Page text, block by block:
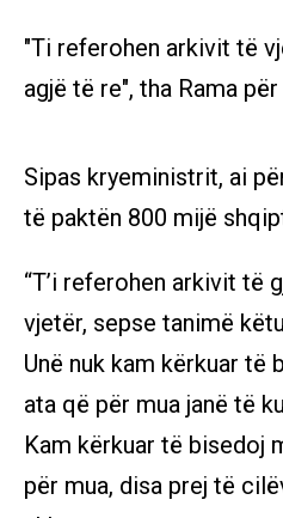
"Ti referohen arkivit të
agjë të re", tha Rama
Sipas kryeministrit, ai
të paktën 800 mijë
“T’i referohen arkivit të
vjetër, sepse tanimë
Unë nuk kam kërkuar të
ata që për mua janë të
Kam kërkuar të bisedoj
për mua, disa prej të